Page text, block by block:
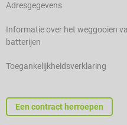
Adresgegevens
Informatie over het weggooien
batterijen
Toegankelijkheidsverklaring
Een contract herroepen